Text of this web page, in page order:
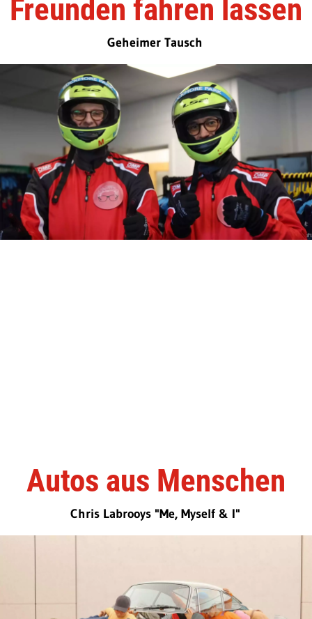
Freunden fahren lassen
Geheimer Tausch
Autos aus Menschen
Chris Labrooys "Me, Myself & I"